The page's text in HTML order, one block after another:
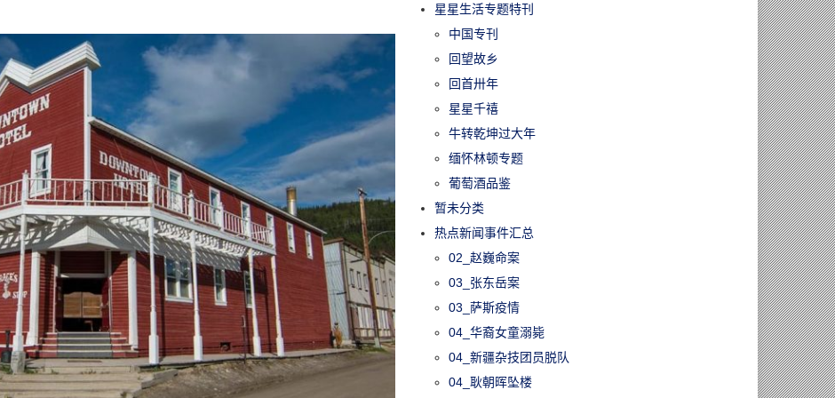
星星生活专题特刊
中国专刊
回望故乡
回首卅年
星星千禧
牛转乾坤过大年
缅怀林顿专题
葡萄酒品鉴
暂未分类
热点新闻事件汇总
02_赵巍命案
03_张东岳案
03_萨斯疫情
04_华裔女童溺毙
04_新疆杂技团员脱队
04_耿朝晖坠楼